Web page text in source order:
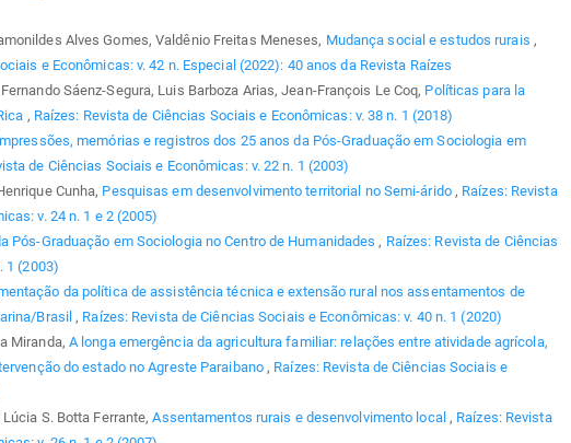
Alves Gomes, Valdênio Freitas Meneses, Mudança social e estudos rurais ,
e Econômicas: v. 42 n. Especial (2022): 40 anos da Revista Raízes
Sáenz-Segura, Luis Barboza Arias, Jean-François Le Coq, Políticas para la
, Raízes: Revista de Ciências Sociais e Econômicas: v. 38 n. 1 (2018)
memórias e registros dos 25 anos da Pós-Graduação em Sociologia em
de Ciências Sociais e Econômicas: v. 22 n. 1 (2003)
Cunha, Pesquisas em desenvolvimento territorial no Semi-árido , Raízes: Revista
v. 24 n. 1 e 2 (2005)
Pós-Graduação em Sociologia no Centro de Humanidades , Raízes: Revista de Ciências
1 (2003)
da política de assistência técnica e extensão rural nos assentamentos de
Brasil , Raízes: Revista de Ciências Sociais e Econômicas: v. 40 n. 1 (2020)
Miranda, A longa emergência da agricultura familiar: relações entre atividade agrícola,
do estado no Agreste Paraibano , Raízes: Revista de Ciências Sociais e
Lúcia S. Botta Ferrante,Assentamentos rurais e desenvolvimento local , Raízes: Revista